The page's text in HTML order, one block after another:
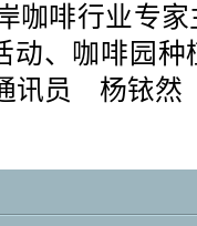
咖啡行业专
动、咖啡园
讯员 杨铱然